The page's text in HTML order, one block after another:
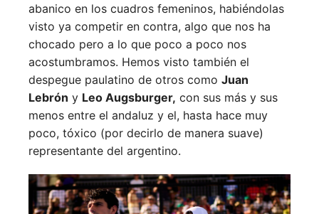
abanico en los cuadros femeninos, habiéndolas
visto ya competir en contra, algo que nos ha
chocado pero a lo que poco a poco nos
acostumbramos. Hemos visto también el
despegue paulatino de otros como Juan
Lebrón y Leo Augsburger, con sus más y sus
menos entre el andaluz y el, hasta hace muy
poco, tóxico (por decirlo de manera suave)
representante del argentino.